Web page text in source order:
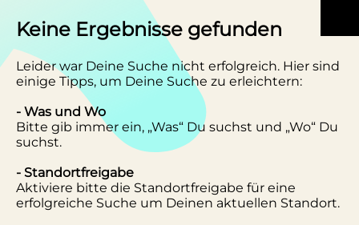
Keine Ergebnisse gefunden
Leider war Deine Suche nicht erfolgreich. Hier sind
einige Tipps, um Deine Suche zu erleichtern:
- Was und Wo
Bitte gib immer ein, „Was“ Du suchst und „Wo“ Du
suchst.
- Standortfreigabe
Aktiviere bitte die Standortfreigabe für eine
erfolgreiche Suche um Deinen aktuellen Standort.